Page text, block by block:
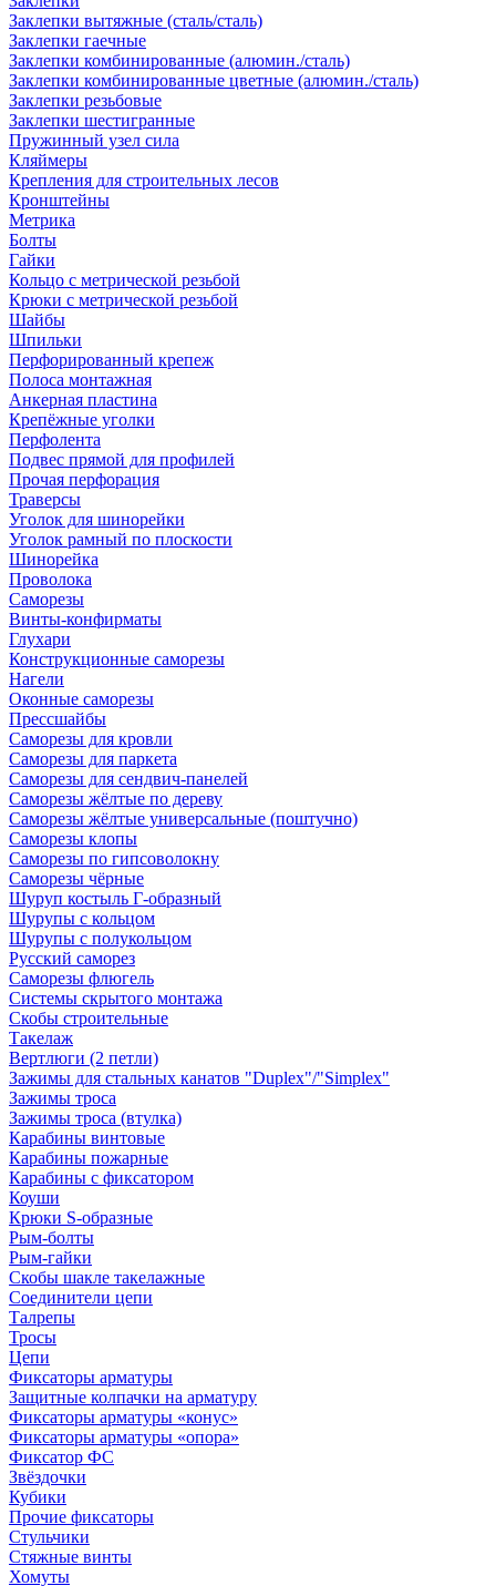
Заклепки вытяжные (сталь/сталь)
Заклепки гаечные
Заклепки комбинированные (алюмин./сталь)
Заклепки комбинированные цветные (алюмин./сталь)
Заклепки резьбовые
Заклепки шестигранные
Пружинный узел сила
Кляймеры
Крепления для строительных лесов
Кронштейны
Метрика
Болты
Гайки
Кольцо с метрической резьбой
Крюки с метрической резьбой
Шайбы
Шпильки
Перфорированный крепеж
Полоса монтажная
Анкерная пластина
Крепёжные уголки
Перфолента
Подвес прямой для профилей
Прочая перфорация
Траверсы
Уголок для шинорейки
Уголок рамный по плоскости
Шинорейка
Проволока
Саморезы
Винты-конфирматы
Глухари
Конструкционные саморезы
Нагели
Оконные саморезы
Прессшайбы
Саморезы для кровли
Саморезы для паркета
Саморезы для сендвич-панелей
Саморезы жёлтые по дереву
Саморезы жёлтые универсальные (поштучно)
Саморезы клопы
Саморезы по гипсоволокну
Саморезы чёрные
Шуруп костыль Г-образный
Шурупы с кольцом
Шурупы с полукольцом
Русский саморез
Саморезы флюгель
Системы скрытого монтажа
Скобы строительные
Такелаж
Вертлюги (2 петли)
Зажимы для стальных канатов "Duplex"/"Simplex"
Зажимы троса
Зажимы троса (втулка)
Карабины винтовые
Карабины пожарные
Карабины с фиксатором
Коуши
Крюки S-образные
Рым-болты
Рым-гайки
Скобы шакле такелажные
Соединители цепи
Талрепы
Тросы
Цепи
Фиксаторы арматуры
Защитные колпачки на арматуру
Фиксаторы арматуры «конус»
Фиксаторы арматуры «опора»
Фиксатор ФС
Звёздочки
Кубики
Прочие фиксаторы
Стульчики
Стяжные винты
Хомуты